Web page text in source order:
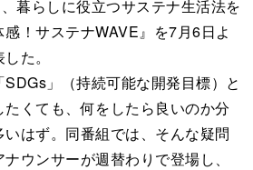
暮らしに役立つサステナ生活法を
！サステナWAVE』を7月6日よ
た。
」（持続可能な開発目標）と
くても、何をしたら良いのか分
はず。同番組では、そんな疑問
ウンサーが週替わりで登場し、